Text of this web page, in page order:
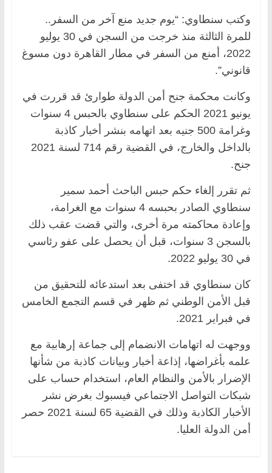
وكتب سنطاوي: “يوم جديد منع آخر من السفر..
للمرة الثالثة منذ خرجت من السجن في 30 يوليو
2022، أمنع من السفر في مطار القاهرة دون مسوغ
قانوني”.
وكانت محكمة جنح أمن الدولة طوارئ قد قررت في
يونيو 2021 الحكم على سنطاوي بالحبس 4 سنوات
وغرامة 500 جنيه بعد اتهامه بنشر أخبار كاذبة
بالداخل والخارج، في القضية رقم 714 لسنة 2021
جنح.
ثم تقرر إلغاء حكم حبس الباحث أحمد سمير
سنطاوي الصادر بحبسه 4 سنوات مع الغرامة،
وإعادة محاكمته مرة أخرى، والتي قضت عقب ذلك
بالسجن 3 سنوات، قبل أن يحصل على عفو رئاسي
في 30 يوليو 2022.
كان سنطاوي قد اختفى بعد استدعائه للتحقيق من
قبل الأمن الوطني ثم ظهر في قسم التجمع الخامس
في فبراير 2021.
ووجهت له اتهامات الانضمام إلى جماعة إرهابية مع
علمه بأغراضها، إذاعة أخبار وبيانات كاذبة من شأنها
الإضرار بالأمن والنظام العام، استخدام حساب على
شبكات التواصل الاجتماعي فيسبوك بغرض نشر
الأخبار الكاذبة وذلك في القضية 65 لسنة 2021 حصر
أمن الدولة العليا.